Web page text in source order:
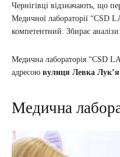
Чернігівці відзначають, що
Медичної лабораторії “CSD
компетентний. Збирає
Медична лабораторія “CSD
адресою вулиця Левка
Медична